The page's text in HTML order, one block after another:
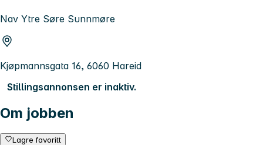
Nav Ytre Søre Sunnmøre
Kjøpmannsgata 16, 6060 Hareid
Stillingsannonsen er inaktiv.
Om jobben
Lagre favoritt